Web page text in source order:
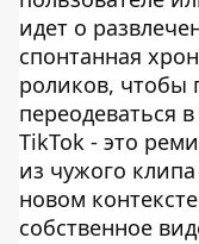
идет о
спонтанная
роликов, чтобы
переодеваться
TikTok - это
из чужого
новом
собственное